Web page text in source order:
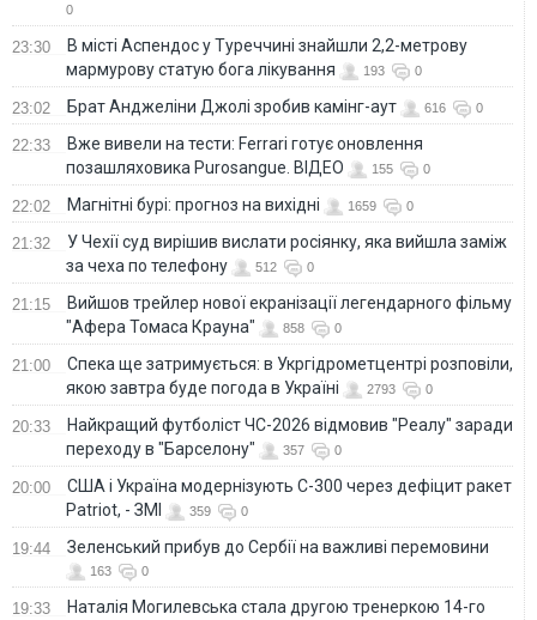
0
23:30
В місті Аспендос у Туреччині знайшли 2,2-метрову
мармурову статую бога лікування
193 0
23:02 Брат Анджеліни Джолі зробив камінг-аут 616 0
22:33
Вже вивели на тести: Ferrari готує оновлення
позашляховика Purosangue. ВІДЕО
155 0
22:02 Магнітні бурі: прогноз на вихідні 1659 0
21:32
У Чехії суд вирішив вислати росіянку, яка вийшла заміж
за чеха по телефону
512 0
21:15
Вийшов трейлер нової екранізації легендарного фільму
"Афера Томаса Крауна"
858 0
21:00
Спека ще затримується: в Укргідрометцентрі розповіли,
якою завтра буде погода в Україні
2793 0
20:33
Найкращий футболіст ЧС-2026 відмовив "Реалу" заради
переходу в "Барселону"
357 0
20:00
США і Україна модернізують С-300 через дефіцит ракет
Patriot, - ЗМІ
359 0
19:44 Зеленський прибув до Сербії на важливі перемовини
163 0
19:33
Наталія Могилевська стала другою тренеркою 14-го